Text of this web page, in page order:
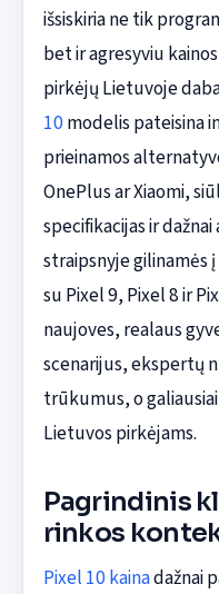
išsiskiria ne tik
bet ir agresyviu
pirkėjų Lietuvoje
10modelis pateisina
prieinamos
OnePlus ar Xiaomi,
specifikacijas ir dažnai
straipsnyje gilinamės
su Pixel 9, Pixel 8 ir
naujoves, realaus
scenarijus, ekspertų
trūkumus, o
Lietuvos pirkėjams.
Pagrindinis
rinkos
Pixel 10 kainadažnai